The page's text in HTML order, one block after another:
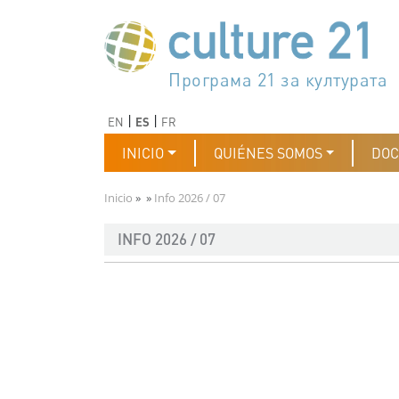
جدول أعمال القرن 21 للثقافة
Програма 21 за културата
Agenda 21 de la cultura
Agjenda 21 për kulturë
Agenda 21 van cultuur
Agenda 21 for culture
Kulturaren Agenda 21
Agenda 21 de la culture
Axenda 21 da cultura
Agenda 21 für Kultur
Agenda 21 della cultura
文化のためのアジェンダ21
دستورکار 21 برای فرهنگ
Agenda 21 dla kultury
Agenda 21 da cultura
Повестка дня 21 для
Agenda 21 za kulturu
Agenda 21 de la cultura
Agenda 21 för kulturen
Kültür için Gündem 21
Порядок денний 21 для
EN ES FR
Navegación principal
INICIO QUIÉNES SOMOS
Ruta de navegación
Inicio Info 2026 / 07
INFO 2026 / 07